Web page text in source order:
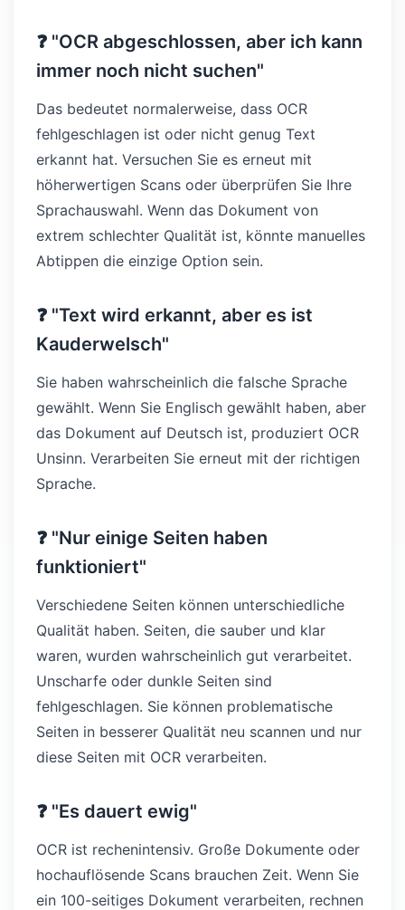
❓ "OCR abgeschlossen, aber ich kann
immer noch nicht suchen"
Das bedeutet normalerweise, dass OCR
fehlgeschlagen ist oder nicht genug Text
erkannt hat. Versuchen Sie es erneut mit
höherwertigen Scans oder überprüfen Sie Ihre
Sprachauswahl. Wenn das Dokument von
extrem schlechter Qualität ist, könnte manuelles
Abtippen die einzige Option sein.
❓ "Text wird erkannt, aber es ist
Kauderwelsch"
Sie haben wahrscheinlich die falsche Sprache
gewählt. Wenn Sie Englisch gewählt haben, aber
das Dokument auf Deutsch ist, produziert OCR
Unsinn. Verarbeiten Sie erneut mit der richtigen
Sprache.
❓ "Nur einige Seiten haben
funktioniert"
Verschiedene Seiten können unterschiedliche
Qualität haben. Seiten, die sauber und klar
waren, wurden wahrscheinlich gut verarbeitet.
Unscharfe oder dunkle Seiten sind
fehlgeschlagen. Sie können problematische
Seiten in besserer Qualität neu scannen und nur
diese Seiten mit OCR verarbeiten.
❓ "Es dauert ewig"
OCR ist rechenintensiv. Große Dokumente oder
hochauflösende Scans brauchen Zeit. Wenn Sie
ein 100-seitiges Dokument verarbeiten, rechnen